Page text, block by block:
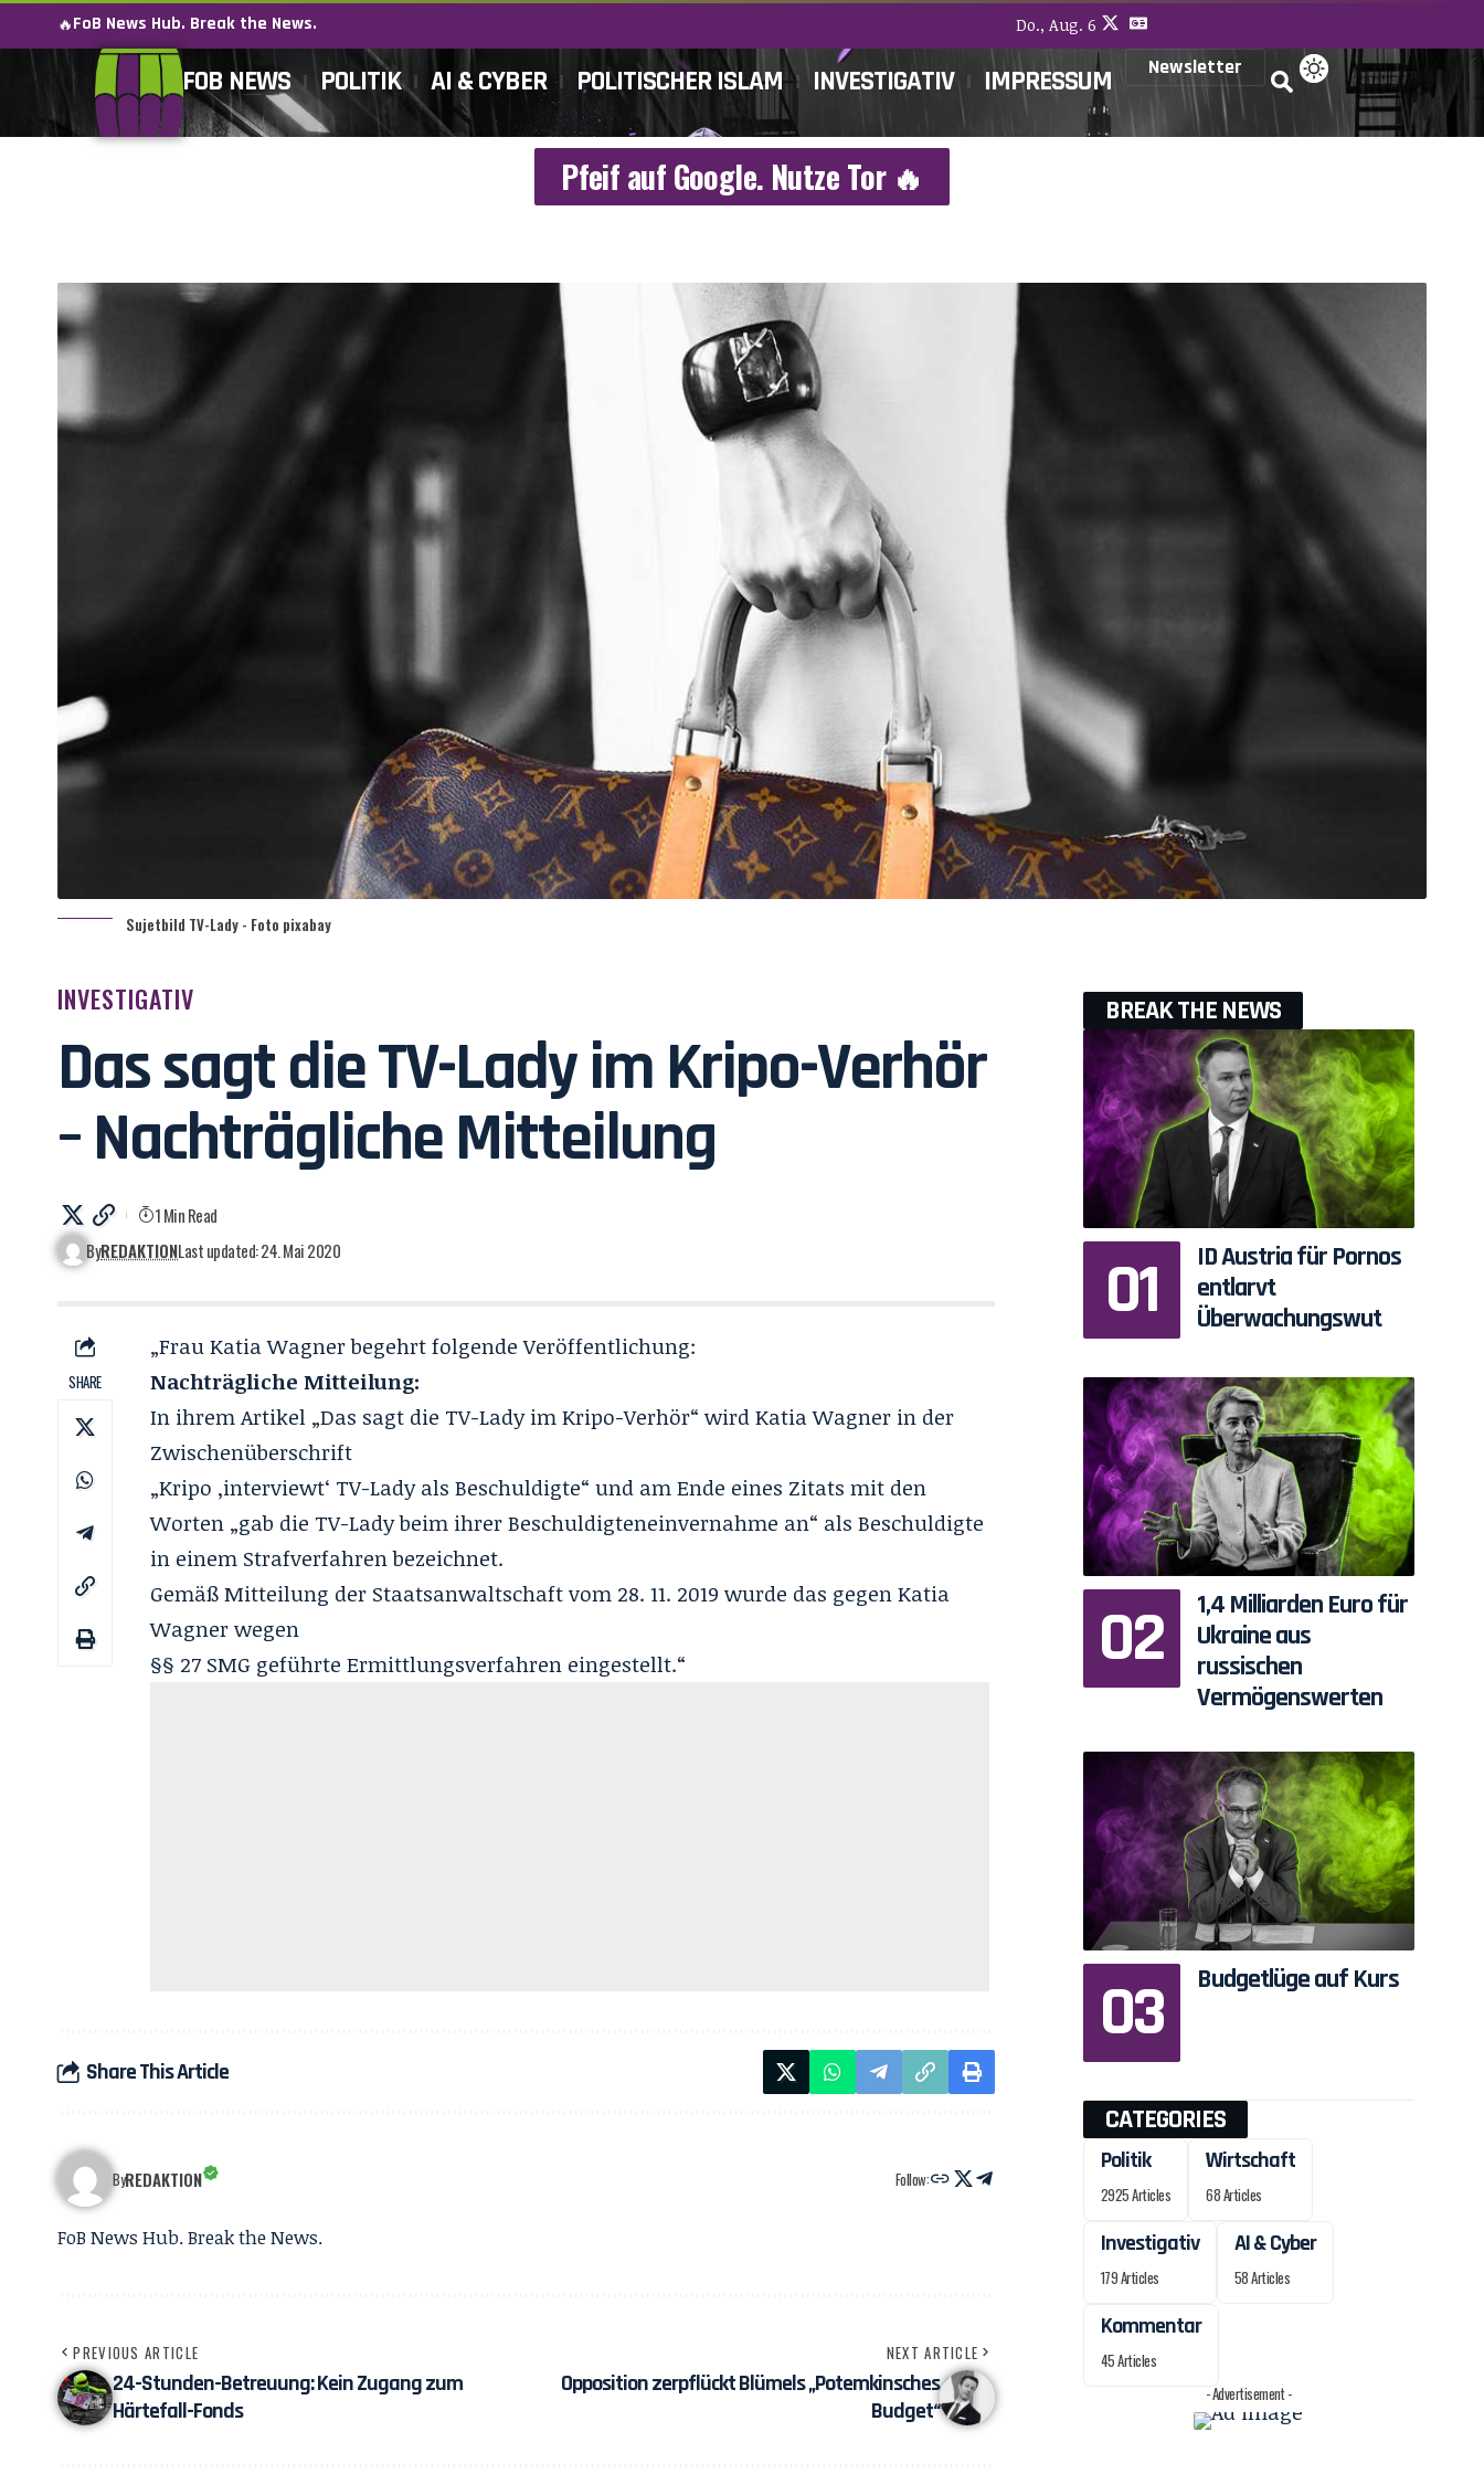
🔥FoB News Hub. Break the News. Do., Aug. 6
FOB NEWS POLITIK AI & CYBER POLITISCHER ISLAM INVESTIGATIV IMPRESSUM Newsletter
Pfeif auf Google. Nutze Tor 🔥
Sujetbild TV-Lady - Foto pixabay
INVESTIGATIV
Das sagt die TV-Lady im Kripo-Verhör
– Nachträgliche Mitteilung
ByREDAKTIONLast updated: 24. Mai 2020
1 Min Read
SHARE
„Frau Katia Wagner begehrt folgende Veröffentlichung:
Nachträgliche Mitteilung:
In ihrem Artikel „Das sagt die TV-Lady im Kripo-Verhör“ wird Katia Wagner in der
Zwischenüberschrift
„Kripo ,interviewt‘ TV-Lady als Beschuldigte“ und am Ende eines Zitats mit den
Worten „gab die TV-Lady beim ihrer Beschuldigteneinvernahme an“ als Beschuldigte
in einem Strafverfahren bezeichnet.
Gemäß Mitteilung der Staatsanwaltschaft vom 28. 11. 2019 wurde das gegen Katia
Wagner wegen
§§ 27 SMG geführte Ermittlungsverfahren eingestellt.“
Share This Article
ByREDAKTION Follow:
FoB News Hub. Break the News.
PREVIOUS ARTICLE
24-Stunden-Betreuung: Kein Zugang zum
Härtefall-Fonds
NEXT ARTICLE
Opposition zerpflückt Blümels „Potemkinsches
Budget“
BREAK THE NEWS
ID Austria für Pornos
entlarvt
Überwachungswut
1,4 Milliarden Euro für
Ukraine aus
russischen
Vermögenswerten
Budgetlüge auf Kurs
CATEGORIES
Politik
2925 Articles
Wirtschaft
68 Articles
Investigativ
179 Articles
AI & Cyber
58 Articles
Kommentar
45 Articles
- Advertisement -